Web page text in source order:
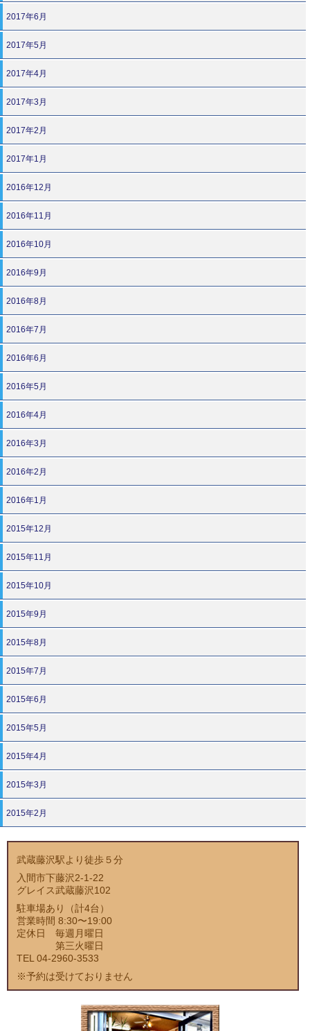
2017年6月
2017年5月
2017年4月
2017年3月
2017年2月
2017年1月
2016年12月
2016年11月
2016年10月
2016年9月
2016年8月
2016年7月
2016年6月
2016年5月
2016年4月
2016年3月
2016年2月
2016年1月
2015年12月
2015年11月
2015年10月
2015年9月
2015年8月
2015年7月
2015年6月
2015年5月
2015年4月
2015年3月
2015年2月
武蔵藤沢駅より徒歩５分
入間市下藤沢2-1-22
グレイス武蔵藤沢102
駐車場あり（計4台）
営業時間 8:30〜19:00
定休日 毎週月曜日
第三火曜日
TEL 04-2960-3533
※予約は受けておりません